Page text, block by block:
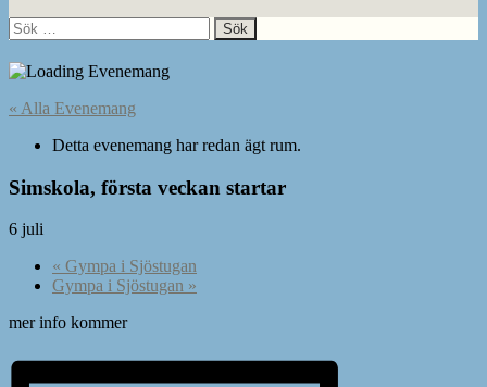
Sök
efter:
« Alla Evenemang
Detta evenemang har redan ägt rum.
Simskola, första veckan startar
6 juli
« Gympa i Sjöstugan
Gympa i Sjöstugan »
mer info kommer